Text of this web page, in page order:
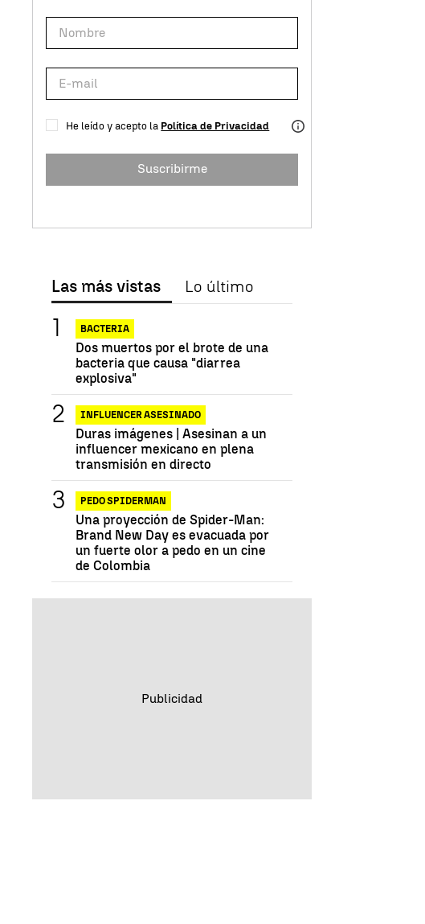
He leído y acepto la Política de Privacidad
Suscribirme
Las más vistas Lo último
BACTERIA
Dos muertos por el brote de una
bacteria que causa "diarrea
explosiva"
INFLUENCER ASESINADO
Duras imágenes | Asesinan a un
influencer mexicano en plena
transmisión en directo
PEDO SPIDERMAN
Una proyección de Spider-Man:
Brand New Day es evacuada por
un fuerte olor a pedo en un cine
de Colombia